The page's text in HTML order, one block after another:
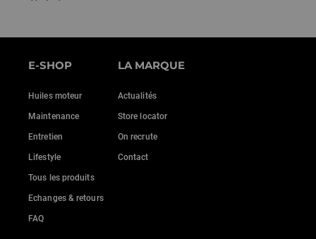
E-SHOP
Huiles moteur
Maintenance
Entretien
Lifestyle
Tous les produits
Echanges & retours
FAQ
LA MARQUE
Actualités
Store locator
On recrute
Contact